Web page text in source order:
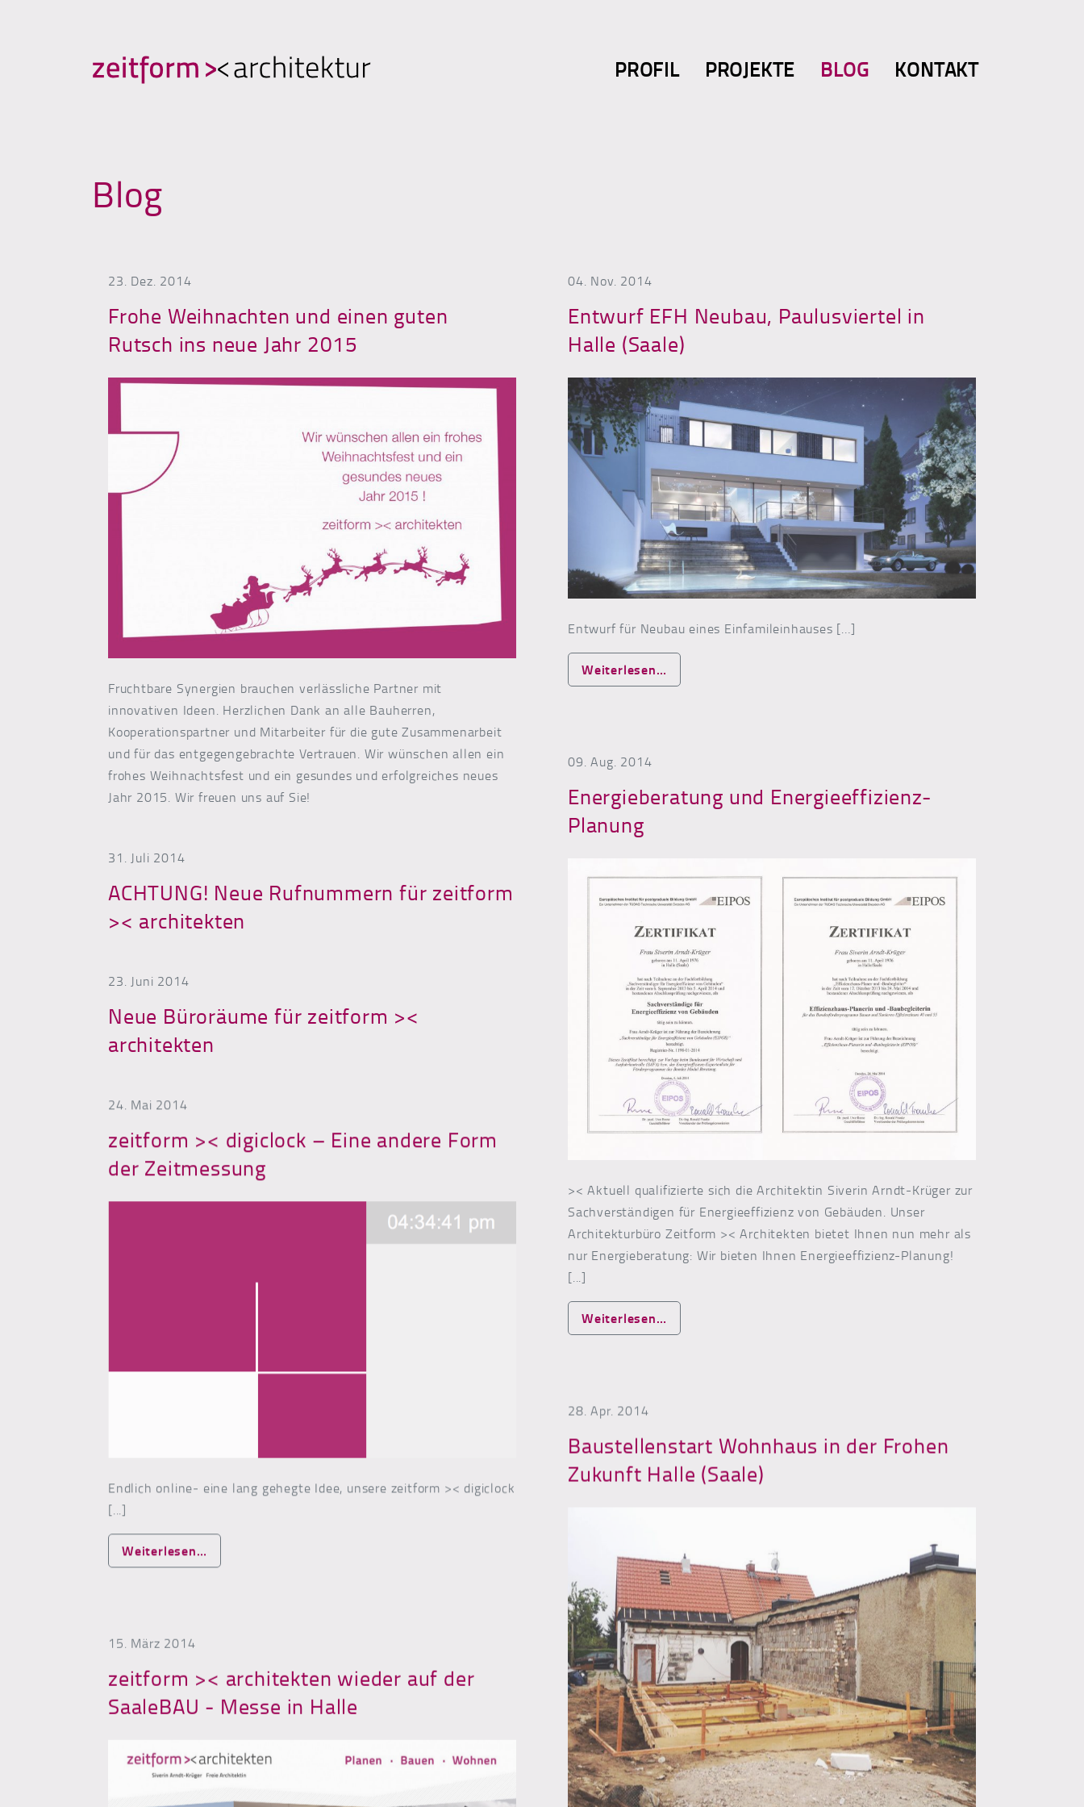
Hauptnavigation PROFIL PROJEKTE BLOG KONTAKT
Blog
23. Dez. 2014
Frohe Weihnachten und einen guten
Rutsch ins neue Jahr 2015
Fruchtbare Synergien brauchen verlässliche Partner mit
innovativen Ideen. Herzlichen Dank an alle Bauherren,
Kooperationspartner und Mitarbeiter für die gute Zusammenarbeit
und für das entgegengebrachte Vertrauen. Wir wünschen allen ein
frohes Weihnachtsfest und ein gesundes und erfolgreiches neues
Jahr 2015. Wir freuen uns auf Sie!
04. Nov. 2014
Entwurf EFH Neubau, Paulusviertel in
Halle (Saale)
Entwurf für Neubau eines Einfamileinhauses […]
Weiterlesen…
09. Aug. 2014
Energieberatung und Energieeffizienz-
Planung
>< Aktuell qualifizierte sich die Architektin Siverin Arndt-Krüger zur
Sachverständigen für Energieeffizienz von Gebäuden. Unser
Architekturbüro Zeitform >< Architekten bietet Ihnen nun mehr als
nur Energieberatung: Wir bieten Ihnen Energieeffizienz-Planung!
[...]
Weiterlesen…
31. Juli 2014
ACHTUNG! Neue Rufnummern für zeitform
>< architekten
23. Juni 2014
Neue Büroräume für zeitform ><
architekten
24. Mai 2014
zeitform >< digiclock – Eine andere Form
der Zeitmessung
Endlich online- eine lang gehegte Idee, unsere zeitform >< digiclock
[...]
Weiterlesen…
28. Apr. 2014
Baustellenstart Wohnhaus in der Frohen
Zukunft Halle (Saale)
15. März 2014
zeitform >< architekten wieder auf der
SaaleBAU - Messe in Halle